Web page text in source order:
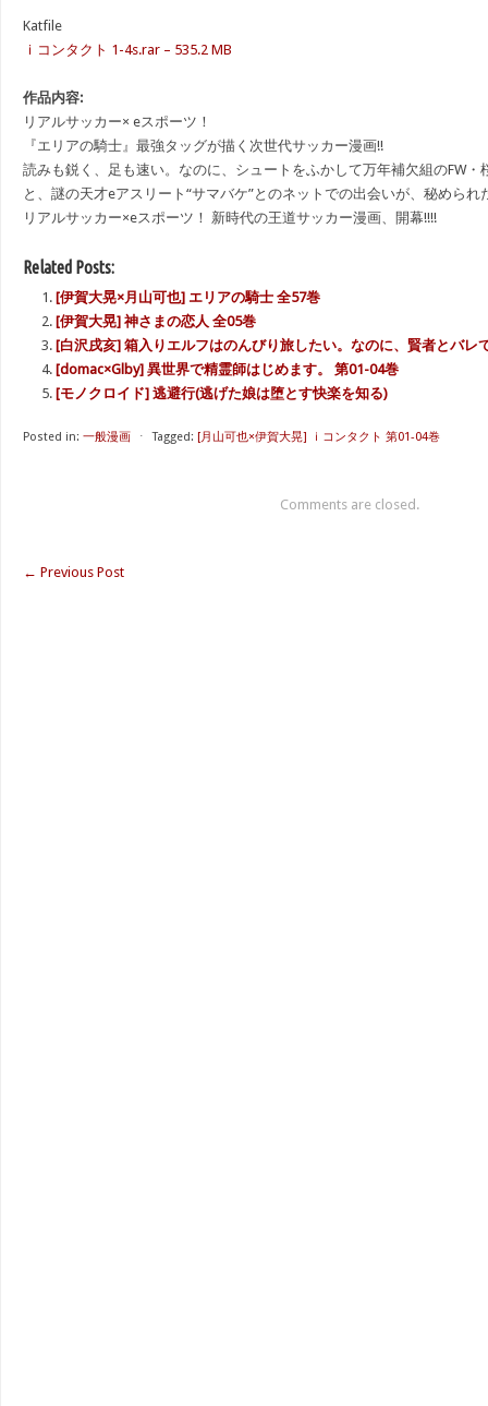
Katfile
ｉコンタクト 1-4s.rar – 535.2 MB
作品内容:
リアルサッカー× eスポーツ！
『エリアの騎士』最強タッグが描く次世代サッカー漫画!!
読みも鋭く、足も速い。なのに、シュートをふかして万年補欠組のFW・
と、謎の天才eアスリート“サマバケ”とのネットでの出会いが、秘められ
リアルサッカー×eスポーツ！ 新時代の王道サッカー漫画、開幕!!!!
Related Posts:
[伊賀大晃×月山可也] エリアの騎士 全57巻
[伊賀大晃] 神さまの恋人 全05巻
[白沢戌亥] 箱入りエルフはのんびり旅したい。なのに、賢者とバレ
[domac×Glby] 異世界で精霊師はじめます。 第01-04巻
[モノクロイド] 逃避行(逃げた娘は堕とす快楽を知る)
Posted in: 一般漫画 ⋅ Tagged: [月山可也×伊賀大晃] ｉコンタクト 第01-04巻
Comments are closed.
← Previous Post